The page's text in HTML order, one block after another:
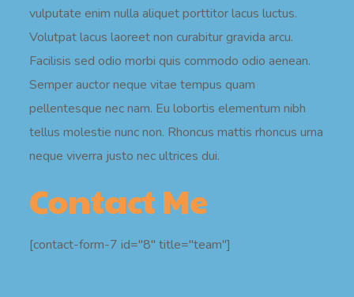
vulputate enim nulla aliquet porttitor lacus luctus.
Volutpat lacus laoreet non curabitur gravida arcu.
Facilisis sed odio morbi quis commodo odio aenean.
Semper auctor neque vitae tempus quam
pellentesque nec nam. Eu lobortis elementum nibh
tellus molestie nunc non. Rhoncus mattis rhoncus urna
neque viverra justo nec ultrices dui.
Contact Me
[contact-form-7 id="8" title="team"]